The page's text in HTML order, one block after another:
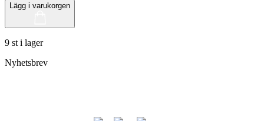
Lägg i varukorgen
9 st i lager
Nyhetsbrev